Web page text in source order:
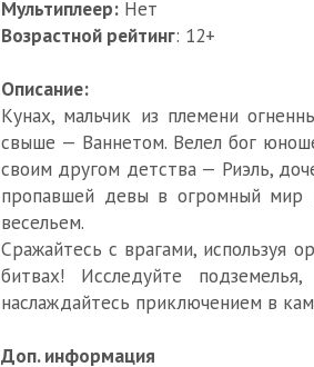
Мультиплеер: Нет
Возрастной рейтинг: 12+
Описание:
Кунах, мальчик из племени
свыше — Ваннетом. Велел бог
своим другом детства — Риэль,
пропавшей девы в огромный мир
весельем.
Сражайтесь с врагами, используя
битвах! Исследуйте
наслаждайтесь приключением в
Доп. информация